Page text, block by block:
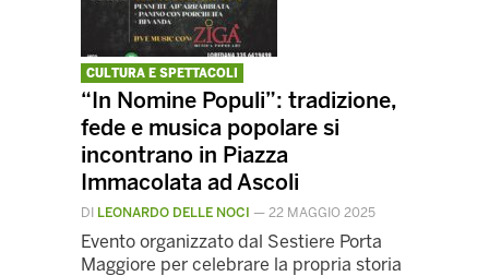
CULTURA E SPETTACOLI
“In Nomine Populi”: tradizione,
fede e musica popolare si
incontrano in Piazza
Immacolata ad Ascoli
DI LEONARDO DELLE NOCI — 22 MAGGIO 2025
Evento organizzato dal Sestiere Porta
Maggiore per celebrare la propria storia